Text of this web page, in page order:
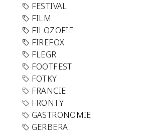
FESTIVAL
FILM
FILOZOFIE
FIREFOX
FLEGR
FOOTFEST
FOTKY
FRANCIE
FRONTY
GASTRONOMIE
GERBERA